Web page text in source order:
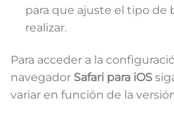
para que ajuste el tipo de
realizar.
Para acceder a la
navegador Safari para iOS
variar en función de la